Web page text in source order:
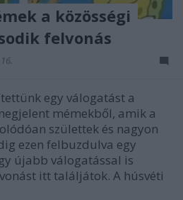
a közösségi
felvonás
egy válogatást a
mémekből, amik a
születtek és nagyon
ezen felbuzdulva egy
újabb válogatással is
itt találjátok. A húsvéti